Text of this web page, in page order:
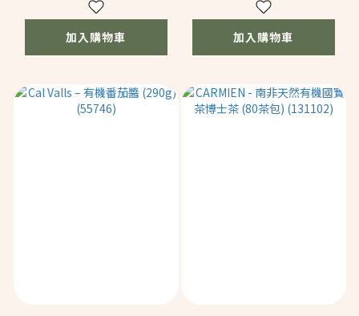
加入購物車 加入購物車